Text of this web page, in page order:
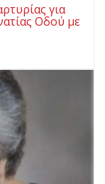
για
Οδού με